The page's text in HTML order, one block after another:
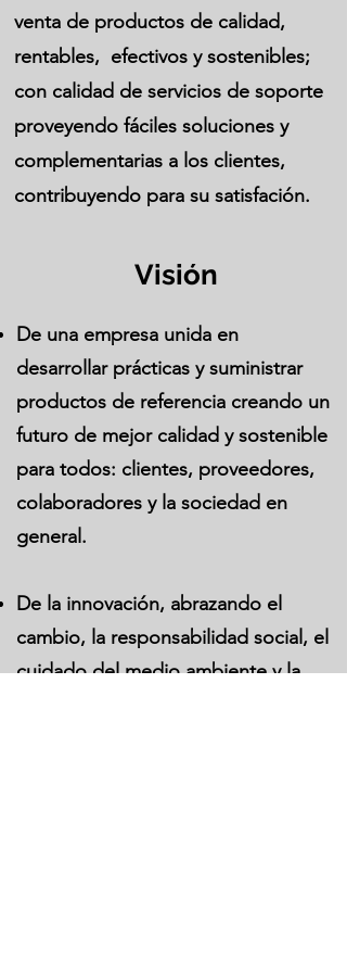
venta de productos de calidad,
rentables, efectivos y sostenibles;
con calidad de servicios de soporte
proveyendo fáciles soluciones y
complementarias a los clientes,
contribuyendo para su satisfación.
Visión
De una empresa unida en
desarrollar prácticas y suministrar
productos de referencia creando un
futuro de mejor calidad y sostenible
para todos: clientes, proveedores,
colaboradores y la sociedad en
general.
De la innovación, abrazando el
cambio, la responsabilidad social, el
cuidado del medio ambiente y la